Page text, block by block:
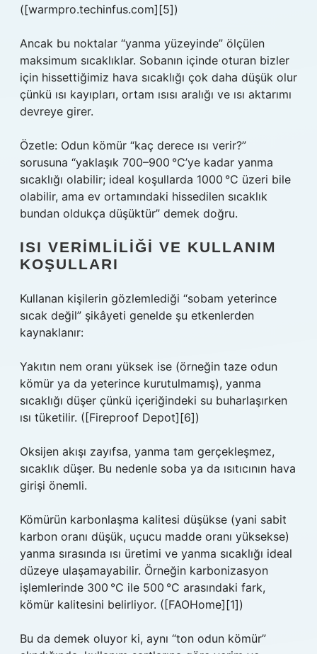
([warmpro.techinfus.com][5])
Ancak bu noktalar “yanma yüzeyinde” ölçülen
maksimum sıcaklıklar. Sobanın içinde oturan bizler
için hissettiğimiz hava sıcaklığı çok daha düşük olur
çünkü ısı kayıpları, ortam ısısı aralığı ve ısı aktarımı
devreye girer.
Özetle: Odun kömür “kaç derece ısı verir?”
sorusuna “yaklaşık 700–900 °C’ye kadar yanma
sıcaklığı olabilir; ideal koşullarda 1000 °C üzeri bile
olabilir, ama ev ortamındaki hissedilen sıcaklık
bundan oldukça düşüktür” demek doğru.
ISI VERIMLILIĞI VE KULLANIM
KOŞULLARI
Kullanan kişilerin gözlemlediği “sobam yeterince
sıcak değil” şikâyeti genelde şu etkenlerden
kaynaklanır:
Yakıtın nem oranı yüksek ise (örneğin taze odun
kömür ya da yeterince kurutulmamış), yanma
sıcaklığı düşer çünkü içeriğindeki su buharlaşırken
ısı tüketilir. ([Fireproof Depot][6])
Oksijen akışı zayıfsa, yanma tam gerçekleşmez,
sıcaklık düşer. Bu nedenle soba ya da ısıtıcının hava
girişi önemli.
Kömürün karbonlaşma kalitesi düşükse (yani sabit
karbon oranı düşük, uçucu madde oranı yüksekse)
yanma sırasında ısı üretimi ve yanma sıcaklığı ideal
düzeye ulaşamayabilir. Örneğin karbonizasyon
işlemlerinde 300 °C ile 500 °C arasındaki fark,
kömür kalitesini belirliyor. ([FAOHome][1])
Bu da demek oluyor ki, aynı “ton odun kömür”